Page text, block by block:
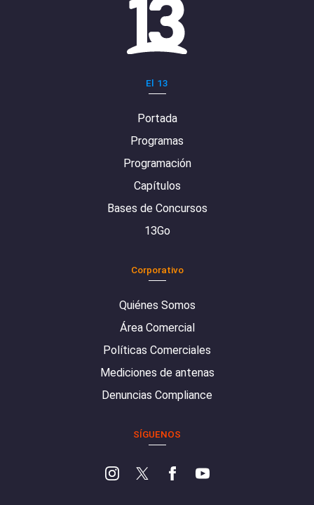
El 13
Portada
Programas
Programación
Capítulos
Bases de Concursos
13Go
Corporativo
Quiénes Somos
Área Comercial
Políticas Comerciales
Mediciones de antenas
Denuncias Compliance
SÍGUENOS